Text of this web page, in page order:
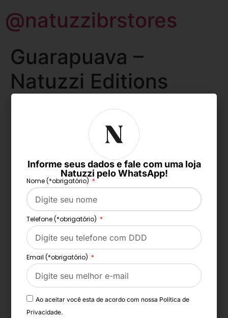
@natuzzibrstores
Guarapuava –
Natuzzi Editions
Todos os direitos reservados
Informe seus dados e fale com uma loja
Natuzzi pelo WhatsApp!
Nome (*obrigatório)
Telefone (*obrigatório)
Email (*obrigatório)
Ao aceitar você esta de acordo com nossa Política de
Privacidade.